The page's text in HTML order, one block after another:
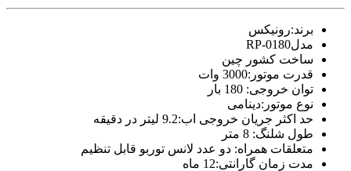
chinese
teen
raped
hotel
room
sunny
برند:رونیکس
مدلRP-0180
ساخت کشور چین
قدرت موتور:3000 وات
توان خروجی: 180 بار
نوع موتور:دینامی
حد اکثر جریان خروجی اب:9.2 لیتر در دقیقه
طول شلنگ: 8 متر
متعلقات همراه: دو عدد لانس توربو قابل تنظیم
مدت زمان گارانتی:12 ماه